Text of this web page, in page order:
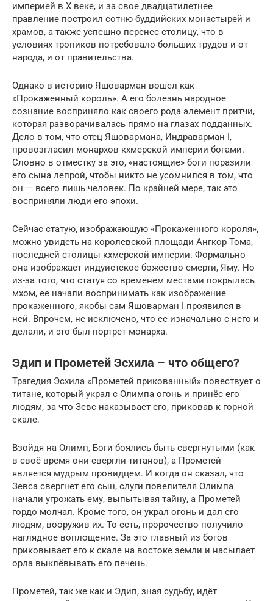
империей в X веке, и за свое двадцатилетнее
правление построил сотню буддийских монастырей и
храмов, а также успешно перенес столицу, что в
условиях тропиков потребовало больших трудов и от
народа, и от правительства.
Однако в историю Яшоварман вошел как
«Прокаженный король». А его болезнь народное
сознание восприняло как своего рода элемент притчи,
которая разворачивалась прямо на глазах подданных.
Дело в том, что отец Яшовармана, Индраварман I,
провозгласил монархов кхмерской империи богами.
Словно в отместку за это, «настоящие» боги поразили
его сына лепрой, чтобы никто не усомнился в том, что
он — всего лишь человек. По крайней мере, так это
восприняли люди его эпохи.
Сейчас статую, изображающую «Прокаженного короля»,
можно увидеть на королевской площади Ангкор Тома,
последней столицы кхмерской империи. Формально
она изображает индуистское божество смерти, Яму. Но
из-за того, что статуя со временем местами покрылась
мхом, ее начали воспринимать как изображение
прокаженного, якобы сам Яшоварман I проявился в
ней. Впрочем, не исключено, что ее изначально с него и
делали, и это был портрет монарха.
Эдип и Прометей Эсхила – что общего?
Трагедия Эсхила «Прометей прикованный» повествует о
титане, который украл с Олимпа огонь и принёс его
людям, за что Зевс наказывает его, приковав к горной
скале.
Взойдя на Олимп, Боги боялись быть свергнутыми (как
в своё время они свергли титанов), а Прометей
является мудрым провидцем. И когда он сказал, что
Зевса свергнет его сын, слуги повелителя Олимпа
начали угрожать ему, выпытывая тайну, а Прометей
гордо молчал. Кроме того, он украл огонь и дал его
людям, вооружив их. То есть, пророчество получило
наглядное воплощение. За это главный из богов
приковывает его к скале на востоке земли и насылает
орла выклёвывать его печень.
Прометей, так же как и Эдип, зная судьбу, идёт